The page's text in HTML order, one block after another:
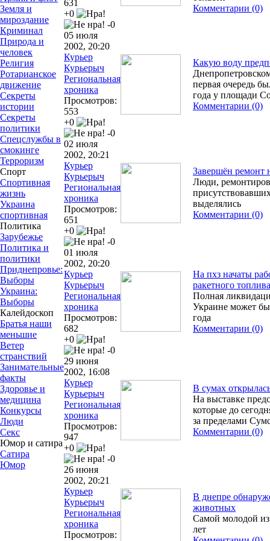
Земля и
мироздание
Криминал
Природа и
человек
Религия
Ротарианское
движение
Секреты
истории
Секреты
политики
Спецслужбы в
смокинге
Терроризм
Спорт
Спортивная
жизнь
Украина
спортивная
Политика
Зарубежье
Политика и
политики
Приднепровье:
Выборы
Украина:
Выборы
Калейдоскоп
Братья наши
меньшие
Ветер
странствий
Занимательные
факты
Здоровье и
медицина
Конкурсы
Люди
Секс
Юмор и сатира
Сатира
Юмор
631
+0
-0
Комментарии (0)
05 июля
2002, 20:20
Курьер
Курьерыч
Региональная
хроника
Просмотров:
553
+0
-0
Какую воду
первая очередь
года у площади
Комментарии (0)
02 июля
2002, 20:21
Курьер
Курьерыч
Региональная
хроника
Просмотров:
651
+0
-0
Завершён ремонт
Люди,
выделялись
Комментарии (0)
01 июля
2002, 20:20
Курьер
Курьерыч
Региональная
хроника
Просмотров:
682
+0
-0
На пхз начаты
ракетного топлива
Полная
Украине может
года
Комментарии (0)
29 июня
2002, 16:08
Курьер
Курьерыч
Региональная
хроника
Просмотров:
947
+0
-0
В сумах
На выставке
которые до
за пределами
Комментарии (0)
26 июня
2002, 20:21
Курьер
Курьерыч
Региональная
хроника
Просмотров:
В днепре
животных
Самой молодой
лет